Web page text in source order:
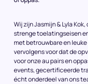
Wij zijn Jasmijn & Lyla
strenge toelatingseisen
met betrouwbare en
vervolgens voor dat de
voor onze au pairs en
events, gecertificeerde
écht onderdeel van ons